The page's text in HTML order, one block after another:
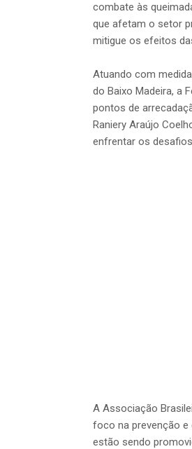
combate às
que afetam o setor
mitigue os efeitos
Atuando com
do Baixo Madeira, a
pontos de
Raniery Araújo
enfrentar os
A Associação
foco na prevenção e
estão sendo